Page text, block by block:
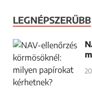
LEGNÉPSZERŰBB